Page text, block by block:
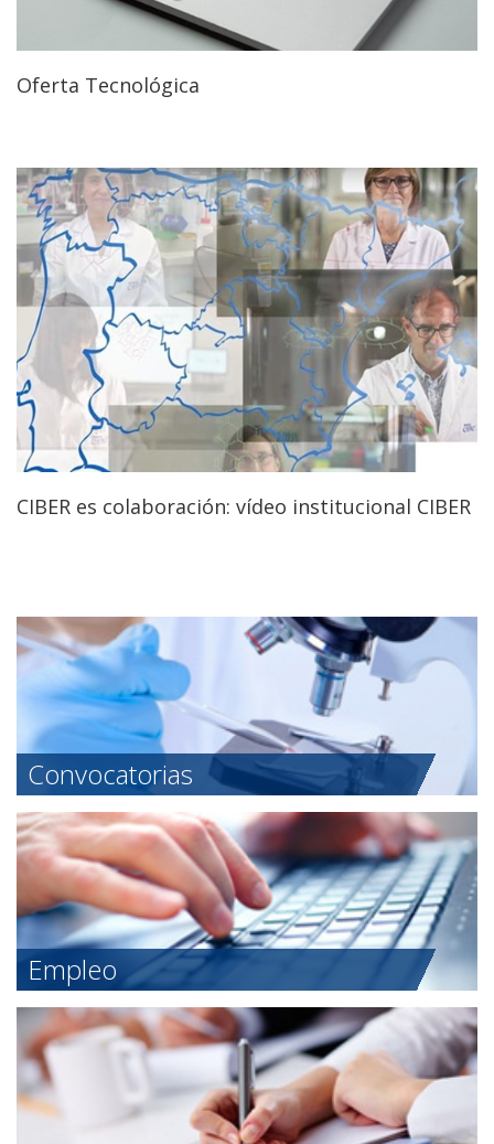
Oferta Tecnológica
CIBER es colaboración: vídeo institucional CIBER
Convocatorias
Empleo